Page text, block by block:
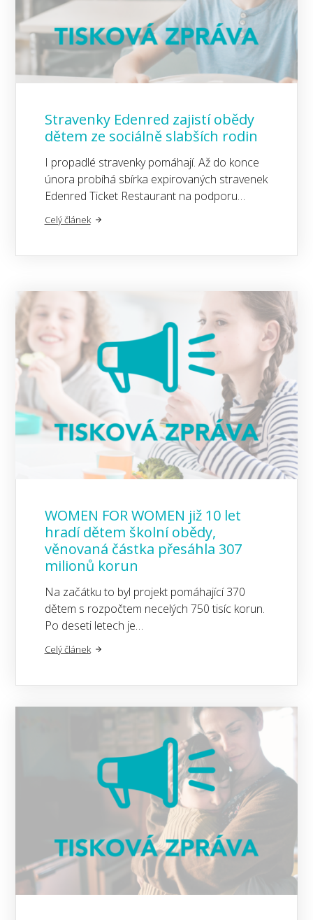
Stravenky Edenred zajistí obědy
dětem ze sociálně slabších rodin
I propadlé stravenky pomáhají. Až do konce
února probíhá sbírka expirovaných stravenek
Edenred Ticket Restaurant na podporu…
Celý článek
WOMEN FOR WOMEN již 10 let
hradí dětem školní obědy,
věnovaná částka přesáhla 307
milionů korun
Na začátku to byl projekt pomáhající 370
dětem s rozpočtem necelých 750 tisíc korun.
Po deseti letech je…
Celý článek